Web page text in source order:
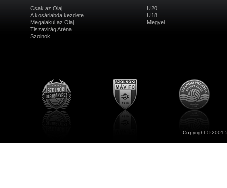
Csak az Olaj
A kosárlabda kezdete
Megalakul az Olaj
Tiszavirág Aréna
Szolnok
U20
U18
Megyei
Copyright ©